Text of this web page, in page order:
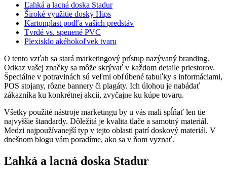
Ľahká a lacná doska Stadur
Široké využitie dosky Hips
Kartonplast podľa vašich predstáv
Tvrdé vs. spenené PVC
Plexisklo akéhokoľvek tvaru
O tento vzťah sa stará marketingový prístup nazývaný branding.
Odkaz vašej značky sa môže skrývať v každom detaile priestorov.
Špeciálne v potravinách sú veľmi obľúbené tabuľky s informáciami,
POS stojany, rôzne bannery či plagáty. Ich úlohou je nabádať
zákazníka ku konkrétnej akcii, zvyčajne ku kúpe tovaru.
Všetky použité nástroje marketingu by u vás mali spĺňať len tie
najvyššie štandardy. Dôležitá je kvalita tlače a samotný materiál.
Medzi najpoužívanejší typ v tejto oblasti patrí doskový materiál. V
dnešnom blogu vám poradíme, ako sa v ňom vyznať.
Ľahká a lacná doska Stadur